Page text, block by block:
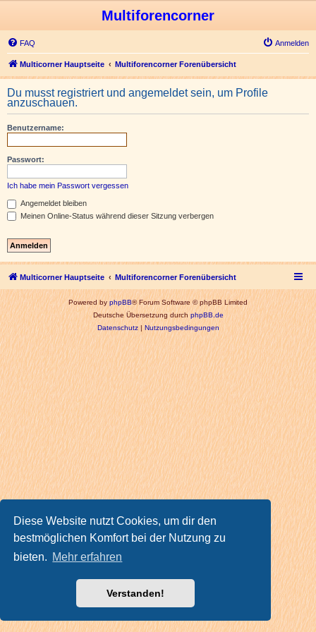
Diese Website nutzt Cookies, um dir den
bestmöglichen Komfort bei der Nutzung zu
bieten. Mehr erfahren
Verstanden!
Multiforencorner
FAQ Anmelden
Multicorner Hauptseite Multiforencorner Forenübersicht
Du musst registriert und angemeldet sein, um Profile
anzuschauen.
Benutzername:
Passwort:
Ich habe mein Passwort vergessen
Angemeldet bleiben
Meinen Online-Status während dieser Sitzung verbergen
Multicorner Hauptseite Multiforencorner Forenübersicht
Powered byphpBB® Forum Software © phpBB Limited
Deutsche Übersetzung durchphpBB.de
Datenschutz|Nutzungsbedingungen